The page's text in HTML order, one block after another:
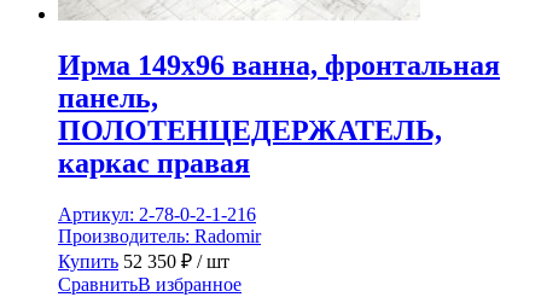
Ирма 149х96 ванна, фронтальная
панель,
ПОЛОТЕНЦЕДЕРЖАТЕЛЬ,
каркас правая
Артикул: 2-78-0-2-1-216
Производитель: Radomir
Купить 52 350 ₽ / шт
СравнитьВ избранное